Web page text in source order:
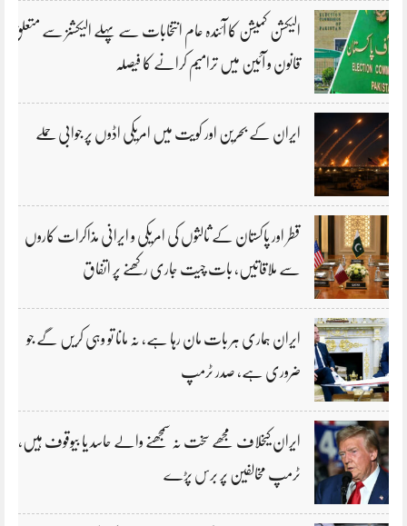
الیکشن کمیشن کا آئندہ عام انتخابات سے پہلے الیکشنز سے متعلق
قانون و آئین میں ترامیم کرانے کا فیصلہ
ایران کے بحرین اور کویت میں امریکی اڈوں پر جوابی حملے
قطر اور پاکستان کے ثالثوں کی امریکی و ایرانی مذاکرات کاروں
سے ملاقاتیں، بات چیت جاری رکھنے پر اتفاق
ایران ہماری ہر بات مان رہا ہے، نہ مانا تو وہی کریں گے جو
ضروری ہے، صدر ٹرمپ
ایران کیخلاف مجھے سخت نہ سمجھنے والے حاسد یا بیوقوف ہیں،
ٹرمپ مخالفین پر برس پڑے